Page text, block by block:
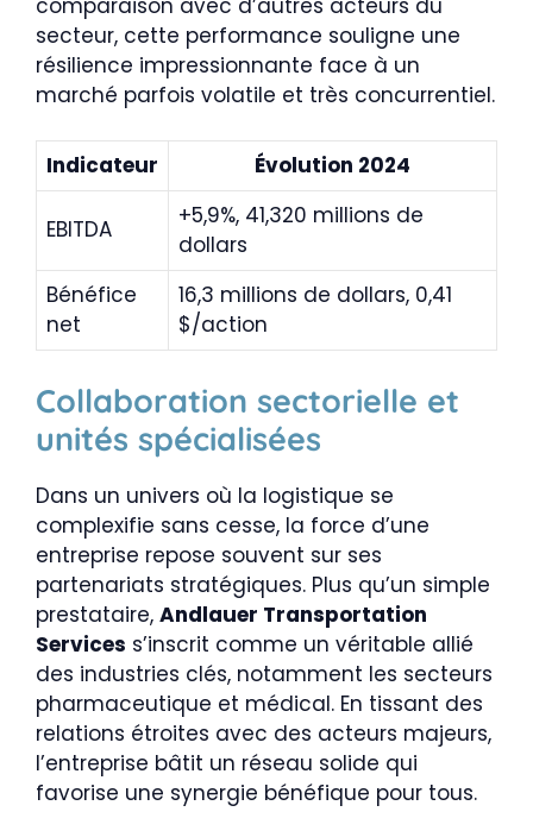
secteur, cette performance souligne une
résilience impressionnante face à un
marché parfois volatile et très concurrentiel.
Indicateur Évolution 2024
EBITDA
+5,9%, 41,320 millions de
dollars
Bénéfice
net
16,3 millions de dollars, 0,41
$/action
Collaboration sectorielle et
unités spécialisées
Dans un univers où la logistique se
complexifie sans cesse, la force d’une
entreprise repose souvent sur ses
partenariats stratégiques. Plus qu’un simple
prestataire, Andlauer Transportation
Services s’inscrit comme un véritable allié
des industries clés, notamment les secteurs
pharmaceutique et médical. En tissant des
relations étroites avec des acteurs majeurs,
l’entreprise bâtit un réseau solide qui
favorise une synergie bénéfique pour tous.